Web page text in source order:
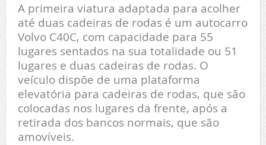
A primeira viatura adaptada para acolher
até duas cadeiras de rodas é um autocarro
Volvo C40C, com capacidade para 55
lugares sentados na sua totalidade ou 51
lugares e duas cadeiras de rodas. O
veículo dispõe de uma plataforma
elevatória para cadeiras de rodas, que são
colocadas nos lugares da frente, após a
retirada dos bancos normais, que são
amovíveis.